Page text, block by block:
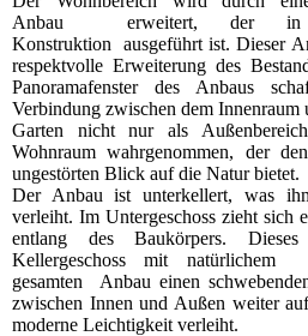
Anbau erweitert, der
Konstruktion ausgeführt ist. Dieser
respektvolle Erweiterung des
Panoramafenster des Anbaus
Verbindung zwischen dem
Garten nicht nur als
Wohnraum wahrgenommen, der
ungestörten Blick auf die Natur bietet.
Der Anbau ist unterkellert, was
verleiht. Im Untergeschoss zieht sich
entlang des Baukörpers.
Kellergeschoss mit
gesamten Anbau einen
zwischen Innen und Außen weiter
moderne Leichtigkeit verleiht.